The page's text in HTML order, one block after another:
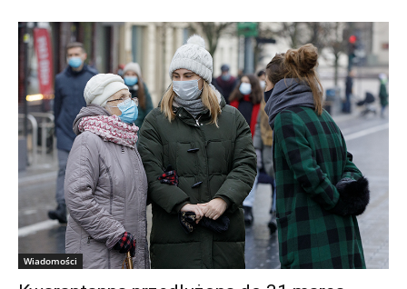
Wiadomości